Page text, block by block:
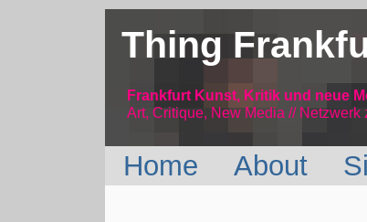
Thing
Frankfurt Kunst, Kritik und neue
Art, Critique, New Media // Netzwerk
Home About